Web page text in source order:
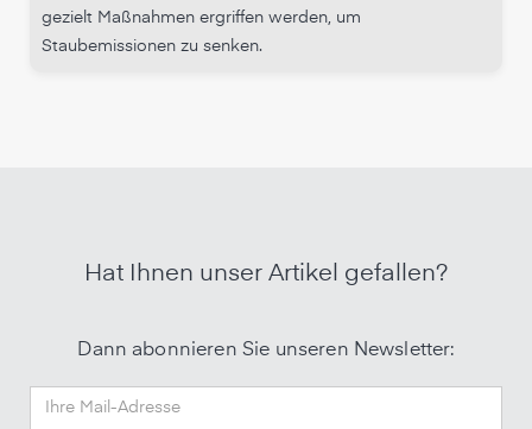
gezielt Maßnahmen ergriffen werden, um
Staubemissionen zu senken.
Hat Ihnen unser Artikel gefallen?
Dann abonnieren Sie unseren Newsletter: